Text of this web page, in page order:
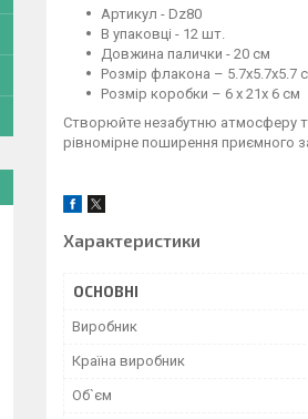
Артикул - Dz80
В упаковці - 12 шт.
Довжина палички - 20 см
Розмір флакона – 5.7х5.7х5.7
Розмір коробки – 6 х 21х 6 см
Створюйте незабутню атмосферу
рівномірне поширення приємного
Характеристики
ОСНОВНІ
Виробник
Країна виробник
Об`єм